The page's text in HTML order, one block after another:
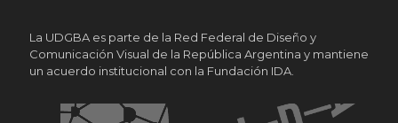
La UDGBA es parte de la Red Federal de Diseño y
Comunicación Visual de la República Argentina y mantiene
un acuerdo institucional con la Fundación IDA.